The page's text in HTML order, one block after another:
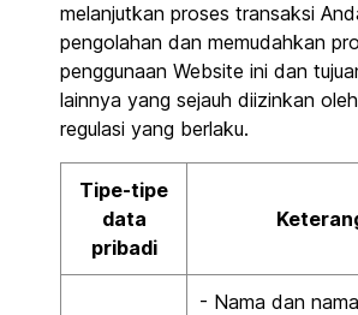
melanjutkan proses transaksi
pengolahan dan memudahkan
penggunaan Website ini dan
lainnya yang sejauh diizinkan
regulasi yang berlaku.
Tipe-tipe
data
pribadi
- Nama dan